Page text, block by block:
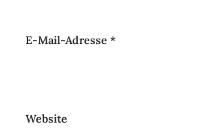
E-Mail-Adresse*
Website